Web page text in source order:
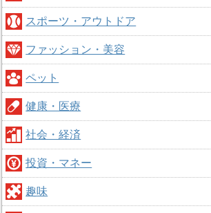
スポーツ・アウトドア
ファッション・美容
ペット
健康・医療
社会・経済
投資・マネー
趣味